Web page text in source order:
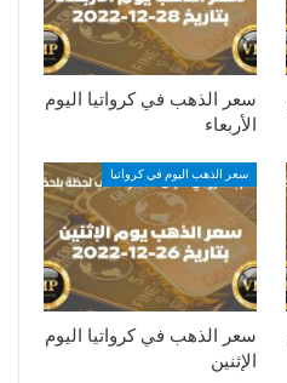
سعر الذهب في كرواتيا اليوم
الأربعاء
سعر الذهب اليوم في كرواتيا
سعر الذهب في كرواتيا اليوم
الإثنين